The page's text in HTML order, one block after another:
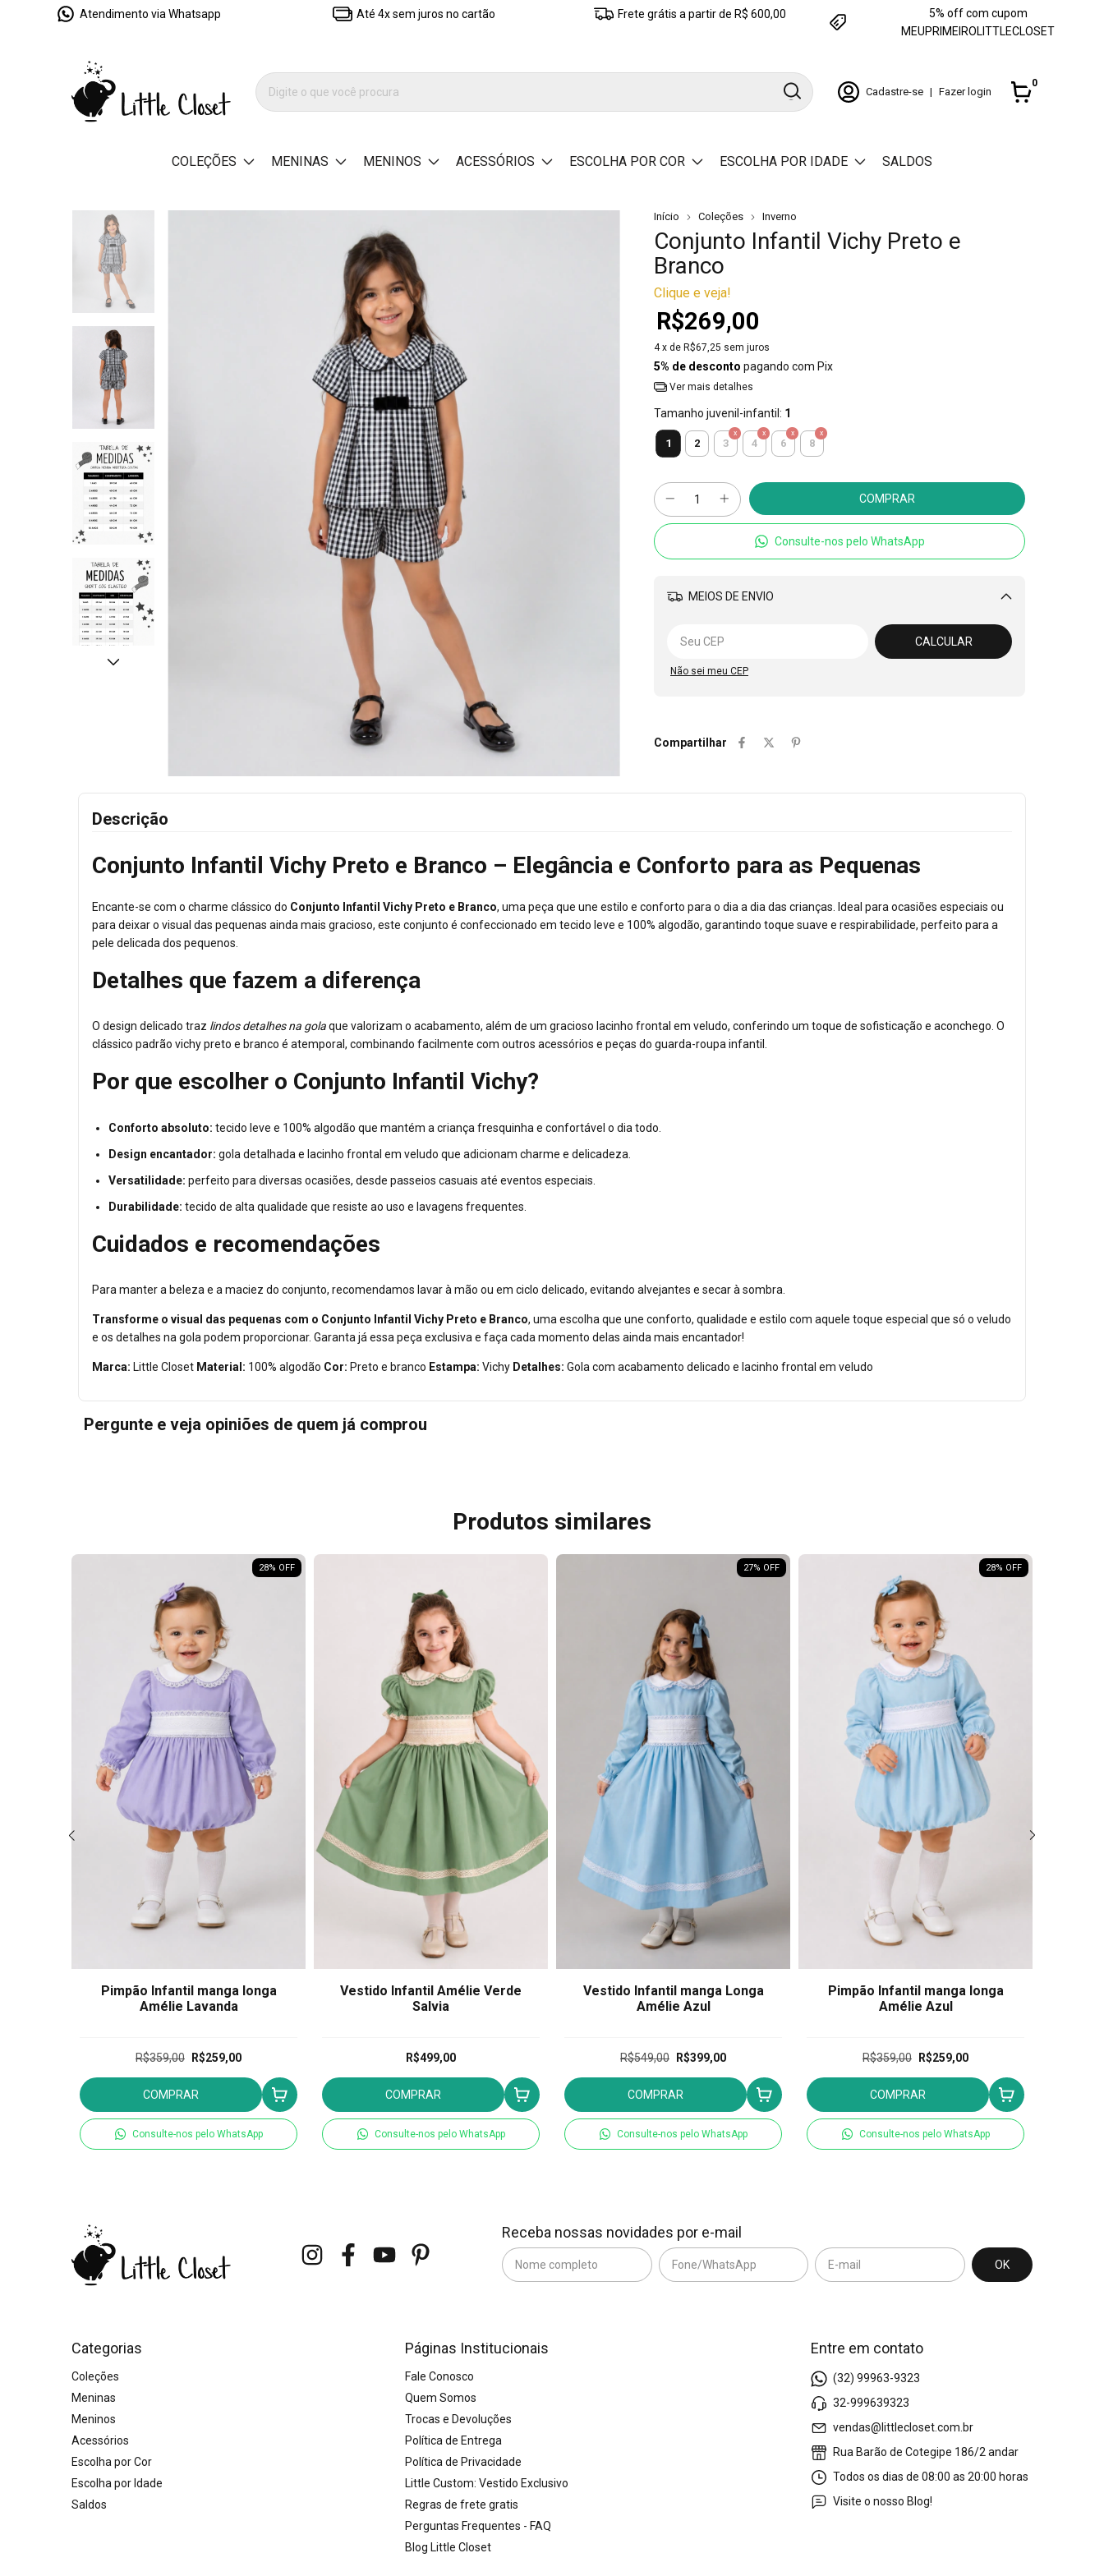
Atendimento via Whatsapp Até 4x sem juros no cartão Frete grátis a partir de R$ 600,00
5% off com cupom
MEUPRIMEIROLITTLECLOSET
Cadastre-se | Fazer login
0
COLEÇÕES MENINAS MENINOS ACESSÓRIOS ESCOLHA POR COR ESCOLHA POR IDADE SALDOS
Início Coleções Inverno
Conjunto Infantil Vichy Preto e
Branco
Clique e veja!
R$269,00
4 x de R$67,25 sem juros
5% de desconto pagando com Pix
Ver mais detalhes
Tamanho juvenil-infantil: 1
1 2 3 4 6 8
Consulte-nos pelo WhatsApp
MEIOS DE ENVIO
Alterar CEP
CALCULAR
Não sei meu CEP
Compartilhar
Descrição
Conjunto Infantil Vichy Preto e Branco – Elegância e Conforto para as Pequenas
Encante-se com o charme clássico do Conjunto Infantil Vichy Preto e Branco, uma peça que une estilo e conforto para o dia a dia das crianças. Ideal para ocasiões especiais ou
para deixar o visual das pequenas ainda mais gracioso, este conjunto é confeccionado em tecido leve e 100% algodão, garantindo toque suave e respirabilidade, perfeito para a
pele delicada dos pequenos.
Detalhes que fazem a diferença
O design delicado traz lindos detalhes na golaque valorizam o acabamento, além de um gracioso lacinho frontal em veludo, conferindo um toque de sofisticação e aconchego. O
clássico padrão vichy preto e branco é atemporal, combinando facilmente com outros acessórios e peças do guarda-roupa infantil.
Por que escolher o Conjunto Infantil Vichy?
Conforto absoluto: tecido leve e 100% algodão que mantém a criança fresquinha e confortável o dia todo.
Design encantador: gola detalhada e lacinho frontal em veludo que adicionam charme e delicadeza.
Versatilidade: perfeito para diversas ocasiões, desde passeios casuais até eventos especiais.
Durabilidade: tecido de alta qualidade que resiste ao uso e lavagens frequentes.
Cuidados e recomendações
Para manter a beleza e a maciez do conjunto, recomendamos lavar à mão ou em ciclo delicado, evitando alvejantes e secar à sombra.
Transforme o visual das pequenas com o Conjunto Infantil Vichy Preto e Branco, uma escolha que une conforto, qualidade e estilo com aquele toque especial que só o veludo
e os detalhes na gola podem proporcionar. Garanta já essa peça exclusiva e faça cada momento delas ainda mais encantador!
Marca: Little Closet Material: 100% algodão Cor: Preto e branco Estampa: Vichy Detalhes: Gola com acabamento delicado e lacinho frontal em veludo
Pergunte e veja opiniões de quem já comprou
Produtos similares
28% OFF
Pimpão Infantil manga longa
Amélie Lavanda
R$359,00 R$259,00
COMPRAR
Consulte-nos pelo WhatsApp
Vestido Infantil Amélie Verde
Salvia
R$499,00
COMPRAR
Consulte-nos pelo WhatsApp
27% OFF
Vestido Infantil manga Longa
Amélie Azul
R$549,00 R$399,00
COMPRAR
Consulte-nos pelo WhatsApp
28% OFF
Pimpão Infantil manga longa
Amélie Azul
R$359,00 R$259,00
COMPRAR
Consulte-nos pelo WhatsApp
Receba nossas novidades por e-mail
Categorias
Coleções
Meninas
Meninos
Acessórios
Escolha por Cor
Escolha por Idade
Saldos
Páginas Institucionais
Fale Conosco
Quem Somos
Trocas e Devoluções
Política de Entrega
Política de Privacidade
Little Custom: Vestido Exclusivo
Regras de frete gratis
Perguntas Frequentes - FAQ
Blog Little Closet
Entre em contato
(32) 99963-9323
32-999639323
vendas@littlecloset.com.br
Rua Barão de Cotegipe 186/2 andar
Todos os dias de 08:00 as 20:00 horas
Visite o nosso Blog!